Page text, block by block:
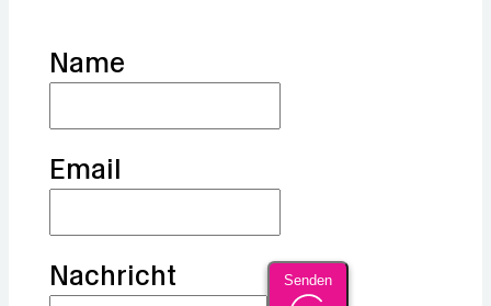
Name
Email
Nachricht Senden